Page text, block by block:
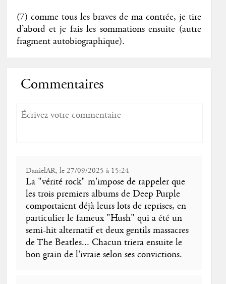
(7) comme tous les braves de ma contrée, je tire
d’abord et je fais les sommations ensuite (autre
fragment autobiographique).
Commentaires
DanielAR, le 27/09/2025 à 15:24
La "vérité rock" m'impose de rappeler que
les trois premiers albums de Deep Purple
comportaient déjà leurs lots de reprises, en
particulier le fameux "Hush" qui a été un
semi-hit alternatif et deux gentils massacres
de The Beatles... Chacun triera ensuite le
bon grain de l'ivraie selon ses convictions.